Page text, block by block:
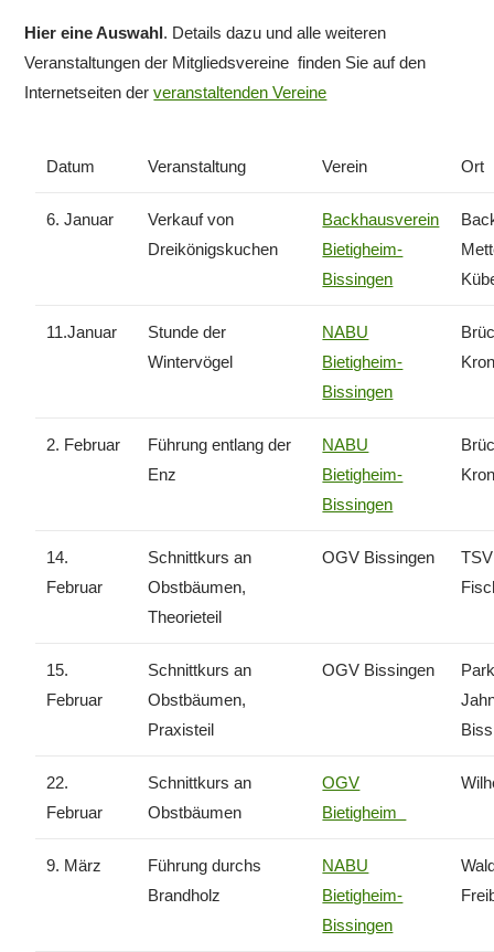
Hier eine Auswahl. Details dazu und alle weiteren
Veranstaltungen der Mitgliedsvereine finden Sie auf den
Internetseiten derveranstaltenden Vereine
Datum Veranstaltung Verein Ort
6. Januar
Verkauf von
Dreikönigskuchen
Backhausverein
Bietigheim-
Bissingen
11.Januar
Stunde der
Wintervögel
NABU
Bietigheim-
Bissingen
2. Februar
Führung entlang der
Enz
NABU
Bietigheim-
Bissingen
14.
Februar
Schnittkurs an
Obstbäumen,
Theorieteil
OGV Bissingen
15.
Februar
Schnittkurs an
Obstbäumen,
Praxisteil
OGV Bissingen
22.
Februar
Schnittkurs an
Obstbäumen
OGV
Bietigheim
9. März
Führung durchs
Brandholz
NABU
Bietigheim-
Bissingen